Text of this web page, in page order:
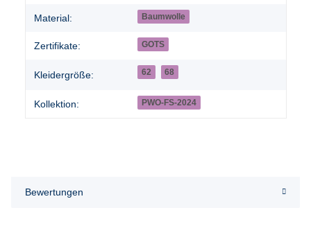
Material: Baumwolle
Zertifikate: GOTS
Kleidergröße: 62 68
Kollektion: PWO-FS-2024
Bewertungen